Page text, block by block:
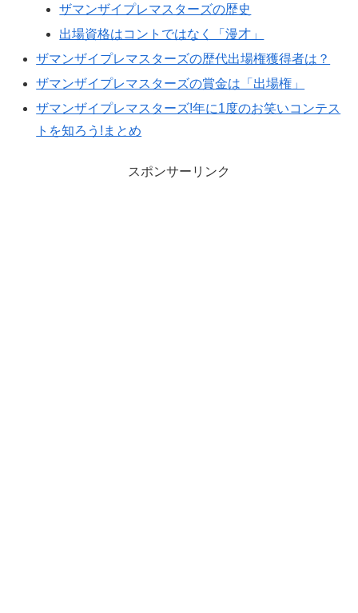
ザマンザイプレマスターズの歴史
出場資格はコントではなく「漫才」
ザマンザイプレマスターズの歴代出場権獲得者は？
ザマンザイプレマスターズの賞金は「出場権」
ザマンザイプレマスターズ!年に1度のお笑いコンテス
トを知ろう!まとめ
スポンサーリンク